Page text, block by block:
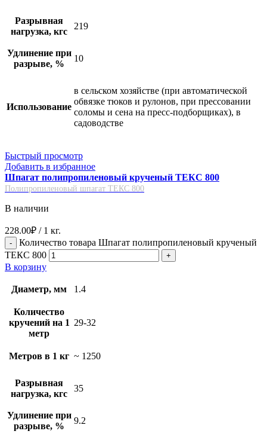
Разрывная
нагрузка, кгс
219
Удлинение при
разрыве, %
10
Использование
в сельском хозяйстве (при автоматической
обвязке тюков и рулонов, при прессовании
соломы и сена на пресс-подборщиках), в
садоводстве
Быстрый просмотр
Добавить в избранное
Шпагат полипропиленовый крученый ТЕКС 800
Полипропиленовый шпагат ТЕКС 800
В наличии
228.00₽ / 1 кг.
Количество товара Шпагат полипропиленовый крученый
ТЕКС 800
В корзину
Диаметр, мм 1.4
Количество
кручений на 1
метр
29-32
Метров в 1 кг ~ 1250
Разрывная
нагрузка, кгс
35
Удлинение при
разрыве, %
9.2